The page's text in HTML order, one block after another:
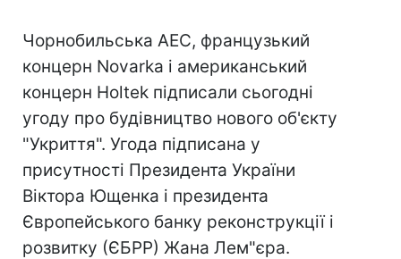
Чорнобильська АЕС, французький
концерн Novarka і американський
концерн Holtek підписали сьогодні
угоду про будівництво нового об'єкту
"Укриття". Угода підписана у
присутності Президента України
Віктора Ющенка і президента
Європейського банку реконструкції і
розвитку (ЄБРР) Жана Лем"єра.